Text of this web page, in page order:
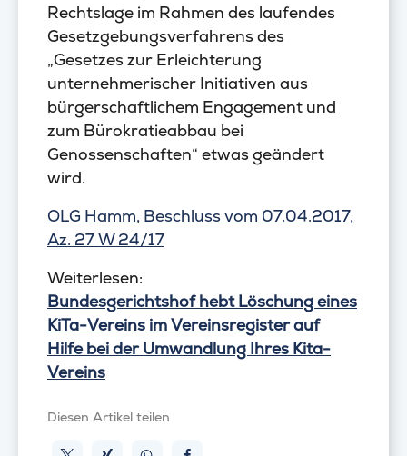
Rechtslage im Rahmen des laufendes
Gesetzgebungsverfahrens des
„Gesetzes zur Erleichterung
unternehmerischer Initiativen aus
bürgerschaftlichem Engagement und
zum Bürokratieabbau bei
Genossenschaften“ etwas geändert
wird.
OLG Hamm, Beschluss vom 07.04.2017,
Az. 27 W 24/17
Weiterlesen:
Bundesgerichtshof hebt Löschung eines
KiTa-Vereins im Vereinsregister auf
Hilfe bei der Umwandlung Ihres Kita-
Vereins
Diesen Artikel teilen